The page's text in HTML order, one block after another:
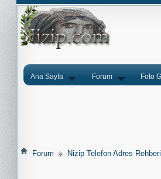
Ana Sayfa Forum Foto
Forum Nizip Telefon Adres Rehberi